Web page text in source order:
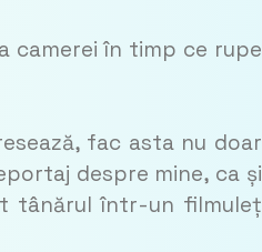
camerei în timp ce rupe
fac asta nu doar
despre mine, ca și
tânărul într-un filmuleț